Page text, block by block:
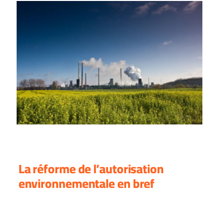
La réforme de l’autorisation
environnementale en bref